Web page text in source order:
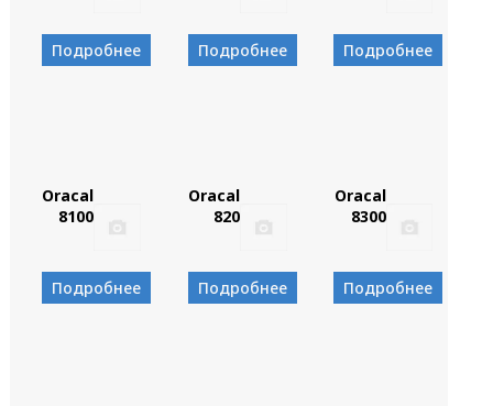
Подробнее Подробнее Подробнее
Oracal
8100
Подробнее
Oracal
820
Подробнее
Oracal
8300
Подробнее